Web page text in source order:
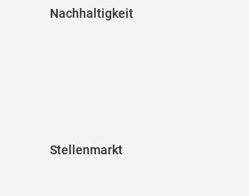
Nachhaltigkeit
Stellenmarkt